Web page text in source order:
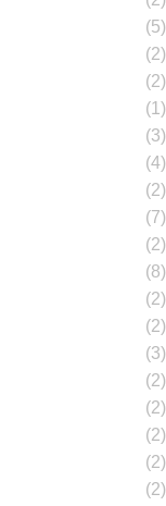
(5)
(2)
(2)
(1)
(3)
(4)
(2)
(7)
(2)
(8)
(2)
(2)
(3)
(2)
(2)
(2)
(2)
(2)